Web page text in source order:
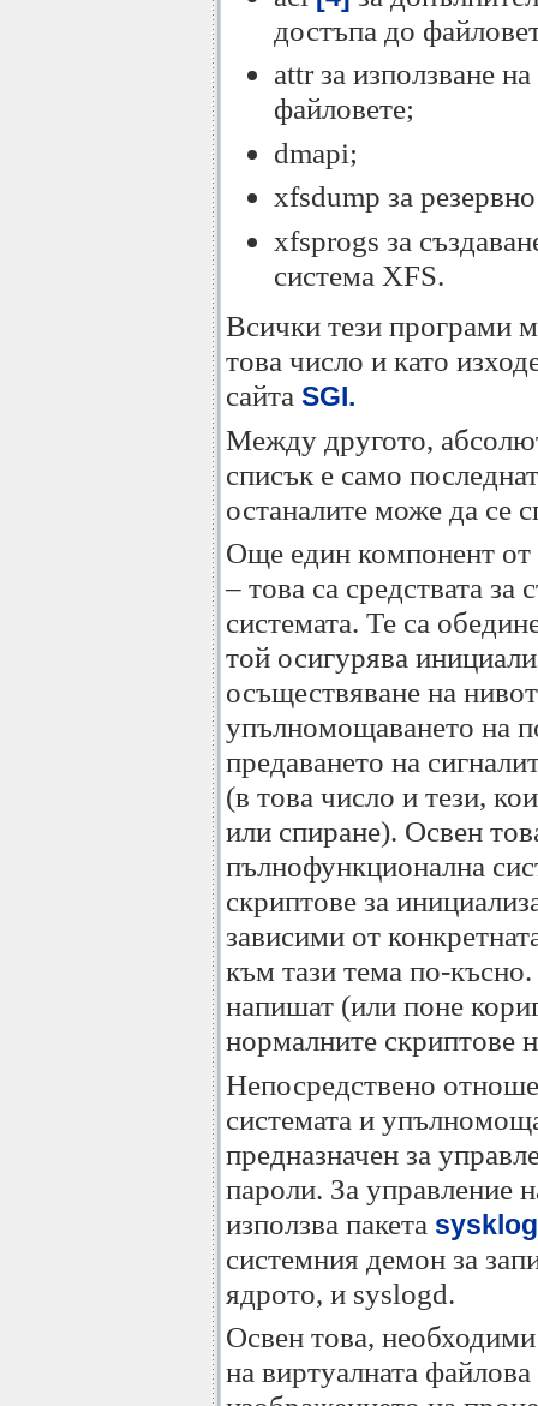
достъпа до
attr за използване
файловете;
dmapi;
xfsdump за
xfsprogs за
система XFS.
Всички тези програми
това число и като
сайта SGI.
Между другото,
списък е само
останалите може да се
Още един компонент от
– това са средствата за
системата. Те са
той осигурява
осъществяване на
упълномощаването на
предаването на
(в това число и тези,
или спиране). Освен
пълнофункционална
скриптове за
зависими от
към тази тема по-
напишат (или поне
нормалните скриптове
Непосредствено
системата и
предназначен за
пароли. За управление
използва пакета
системния демон за
ядрото, и syslogd.
Освен това,
на виртуалната